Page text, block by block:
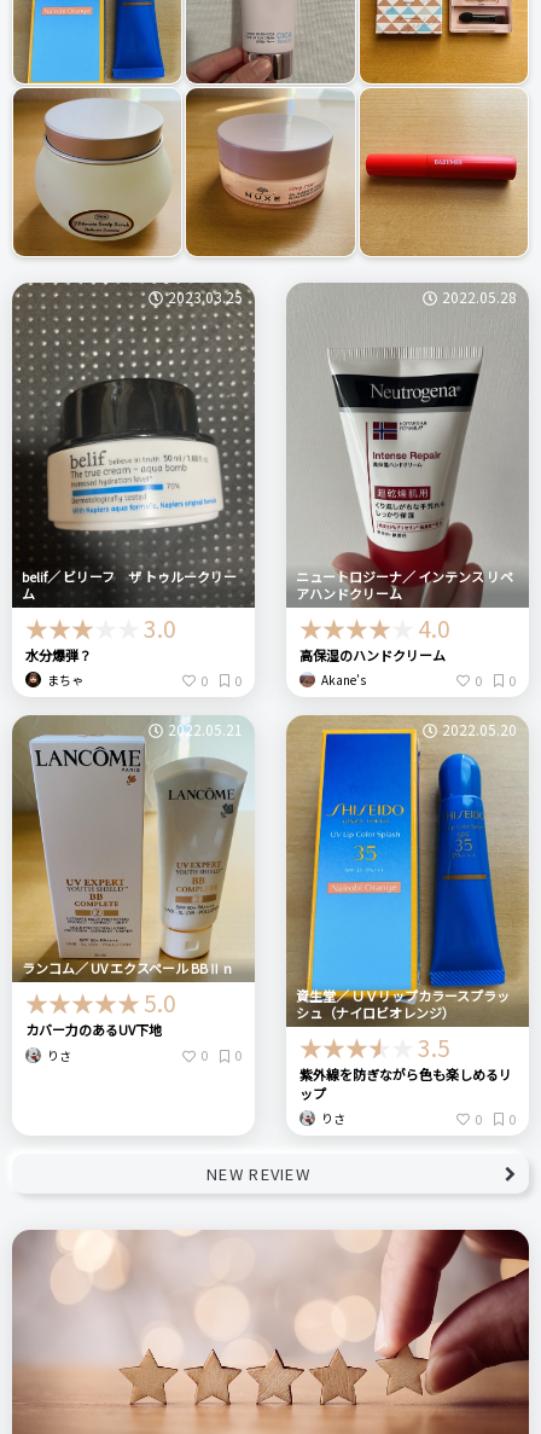
2023.03.25
belif／ ビリーフ ザ トゥルークリー
ム
3.0
水分爆弾？
まちゃ 0 0
2022.05.28
ニュートロジーナ／ インテンス リペ
アハンドクリーム
4.0
高保湿のハンドクリーム
Akane’s 0 0
2022.05.21
ランコム／ UV エクスペール BBⅡ n
5.0
カバー力のあるUV下地
りさ 0 0
2022.05.20
資生堂／ ＵＶリップカラースプラッ
シュ（ナイロビオレンジ）
3.5
紫外線を防ぎながら色も楽しめるリ
ップ
りさ 0 0
NEW REVIEW